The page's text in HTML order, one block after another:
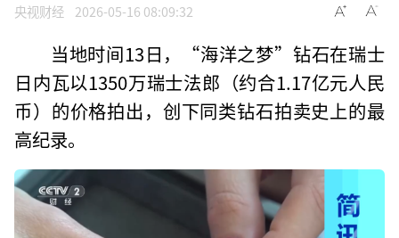
央视财经 2026-05-16 08:09:32
当地时间13日，“海洋之梦”钻石在瑞士
日内瓦以1350万瑞士法郎（约合1.17亿元人民
币）的价格拍出，创下同类钻石拍卖史上的最
高纪录。